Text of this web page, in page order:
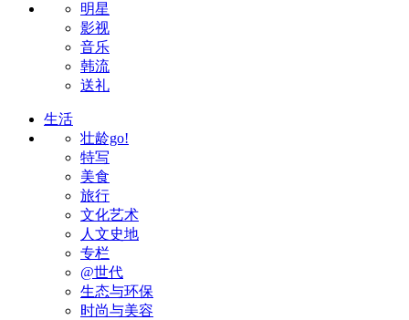
明星
影视
音乐
韩流
送礼
生活
壮龄go!
特写
美食
旅行
文化艺术
人文史地
专栏
@世代
生态与环保
时尚与美容